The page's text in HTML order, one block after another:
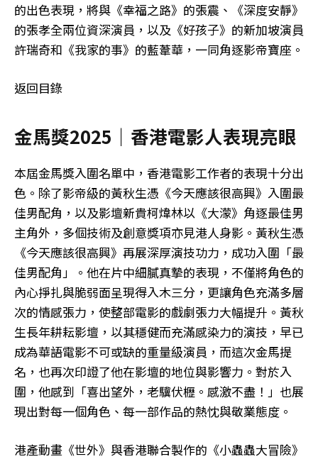
的出色表現，將與《幸福之路》的張震、《深度安靜》
的張孝全兩位資深演員，以及《好孩子》的新加坡演員
許瑞奇和《我家的事》的藍葦華，一同角逐影帝寶座。
返回目錄
金馬獎2025｜香港電影人表現亮眼
本屆金馬獎入圍名單中，香港電影工作者的表現十分出
色。除了影帝級的黃秋生憑《今天應該很高興》入圍最
佳男配角，以及影壇新貴柯煒林以《大濛》角逐最佳男
主角外，多個技術及創意獎項亦見港人身影。黃秋生憑
《今天應該很高興》再展深厚演技功力，成功入圍「最
佳男配角」。他在片中細膩真摯的表現，不僅將角色的
內心掙扎與脆弱面呈現得入木三分，更讓角色充滿多層
次的情感張力，使整部電影的戲劇張力大幅提升。黃秋
生長年耕耘影壇，以其穩健而充滿感染力的演技，早已
成為華語電影不可或缺的重量級演員，而這次金馬提
名，也再次印證了他在影壇的地位與影響力。對於入
圍，他感到「喜出望外，老驥伏櫪。感激不盡！」也展
現出對每一個角色、每一部作品的熱忱與敬業態度。
港產動畫《世外》與香港聯合製作的《小蟲蟲大冒險》